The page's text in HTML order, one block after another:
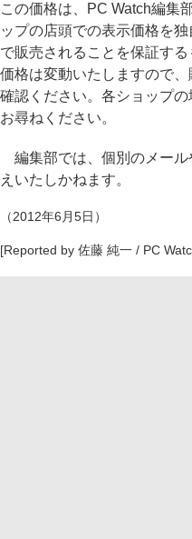
この価格は、PC Watch編集
ップの店頭での表示価格を
で販売されることを保証す
価格は変動いたしますので
確認ください。各ショップ
お尋ねください。
編集部では、個別のメール
えいたしかねます。
（2012年6月5日）
[Reported by 佐藤 純一 / PC